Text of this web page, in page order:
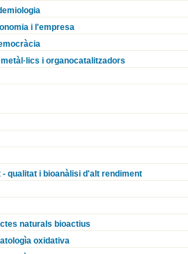
i l'empresa
i organocatalitzadors
qualitat i bioanàlisi d'alt rendiment
naturals bioactius
oxidativa